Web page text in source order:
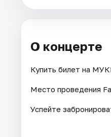
О концерте
Купить билет на
Место проведения
Успейте